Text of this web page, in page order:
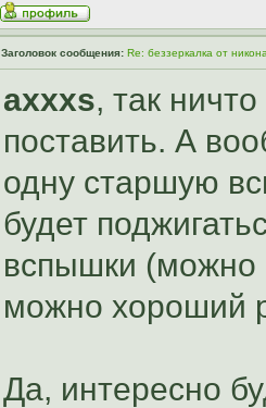
Заголовок сообщения: Re: беззеркалка от
axxxs, так
поставить. А
одну старшую
будет
вспышки (можно
можно хороший
Да, интересно